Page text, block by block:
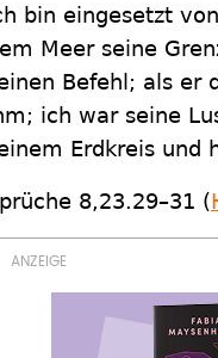
bin eingesetzt
Meer seine
Befehl; als er
ich war seine
Erdkreis und
8,23.29–31 (